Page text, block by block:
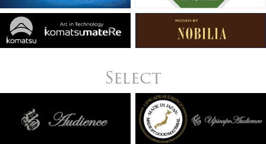
Select